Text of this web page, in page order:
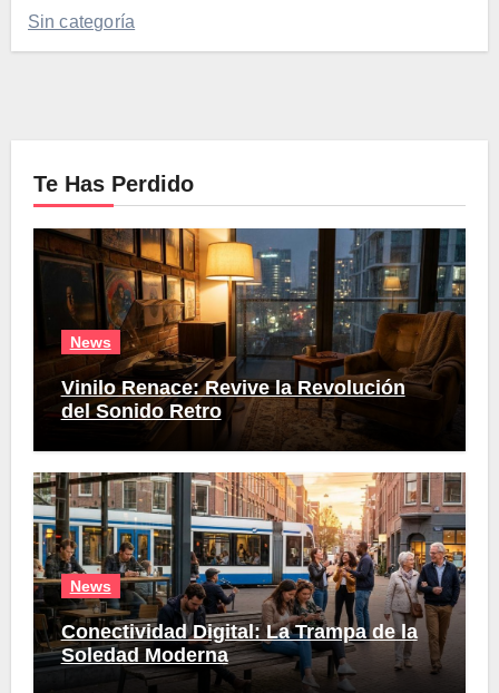
Sin categoría
Te Has Perdido
News
Vinilo Renace: Revive la Revolución
del Sonido Retro
News
Conectividad Digital: La Trampa de la
Soledad Moderna